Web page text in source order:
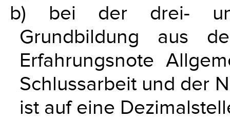
b) bei der drei-
Grundbildung aus
Erfahrungsnote
Schlussarbeit und der
ist auf eine